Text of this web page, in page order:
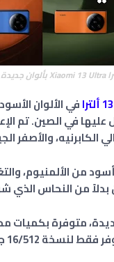
في الألوان
في الصين. تم
الكابرنيه، والأصفر
الجديدة لهاتف 13 ألترا بإطار
بدلاً من النحاس